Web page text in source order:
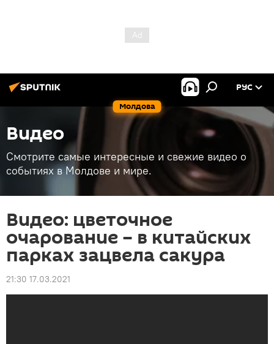
Молдова
РУС
Видео
Смотрите самые интересные и свежие видео о
событиях в Молдове и мире.
Видео: цветочное
очарование – в китайских
парках зацвела сакура
21:30 17.03.2021